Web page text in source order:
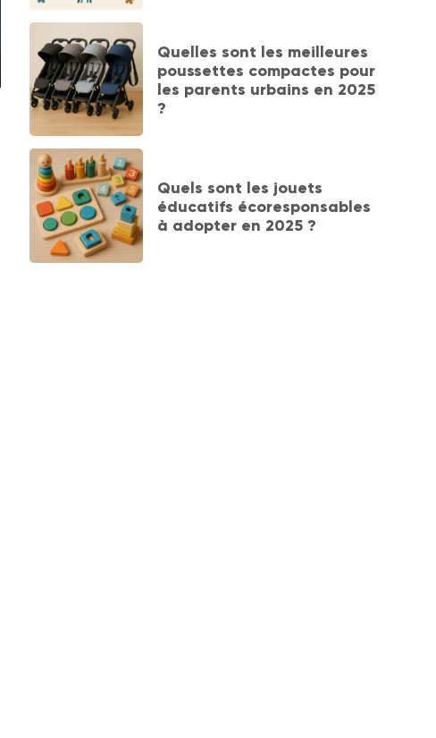
Quelles sont les meilleures
poussettes compactes pour
les parents urbains en 2025
?
Quels sont les jouets
éducatifs écoresponsables
à adopter en 2025 ?